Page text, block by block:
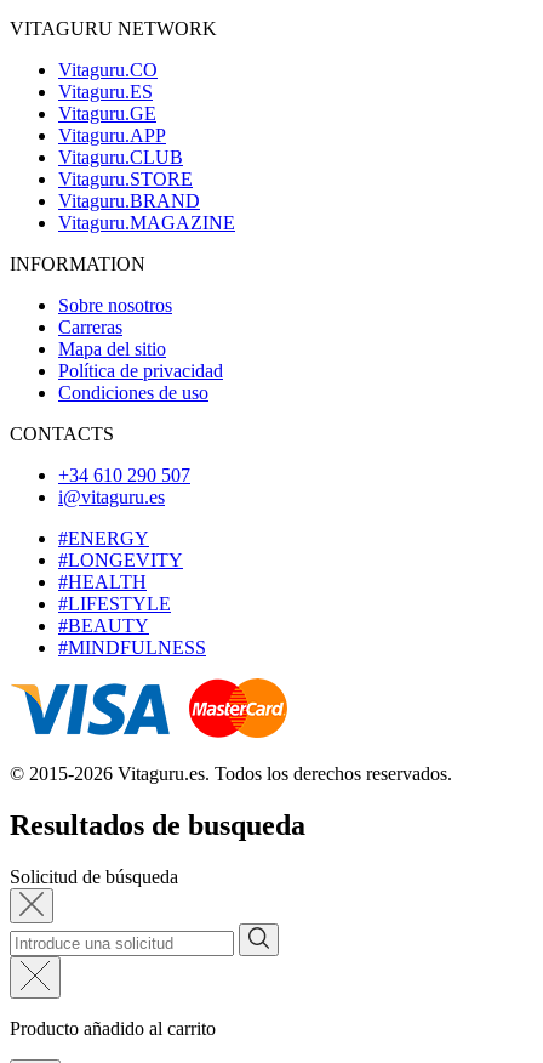
VITAGURU NETWORK
Vitaguru.CO
Vitaguru.ES
Vitaguru.GE
Vitaguru.APP
Vitaguru.CLUB
Vitaguru.STORE
Vitaguru.BRAND
Vitaguru.MAGAZINE
INFORMATION
Sobre nosotros
Carreras
Mapa del sitio
Política de privacidad
Condiciones de uso
CONTACTS
+34 610 290 507
i@vitaguru.es
#ENERGY
#LONGEVITY
#HEALTH
#LIFESTYLE
#BEAUTY
#MINDFULNESS
© 2015-2026 Vitaguru.es. Todos los derechos reservados.
Resultados de busqueda
Solicitud de búsqueda
Producto añadido al carrito